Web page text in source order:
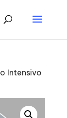
Intensivo